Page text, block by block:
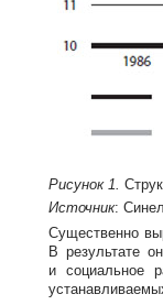
Рисунок 1.
Источник:
Существенно
В результате
и социальное